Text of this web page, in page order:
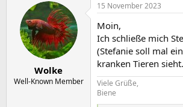
Wolke
Well-Known Member
15 November 2023
Moin,
Ich schließe mich
(Stefanie soll mal
kranken Tieren sieht.
Viele Grüße,
Biene